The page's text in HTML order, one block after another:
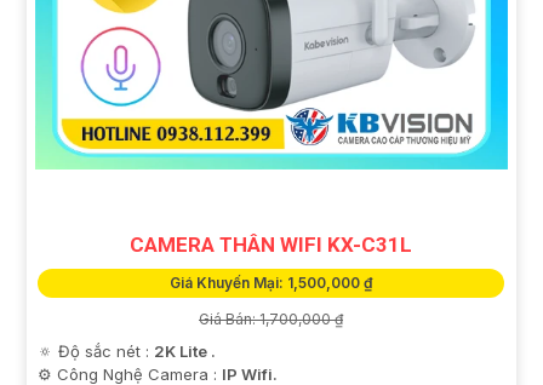
CAMERA THÂN WIFI KX-C31L
Giá Khuyến Mại: 1,500,000 ₫
Giá Bán: 1,700,000 ₫
🔅 Độ sắc nét : 2K Lite .
⚙ Công Nghệ Camera : IP Wifi.